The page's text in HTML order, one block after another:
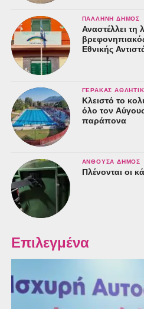
ΠΑΛΛΉΝΗ ΔΉΜΟΣ
Αναστέλλει τη
Εθνικής
ΓΈΡΑΚΑΣ
Κλειστό το
όλο τον
παράπονα
ΑΝΘΟΎΣΑ ΔΉΜΟΣ
Πλένονται οι
Επιλεγμένα